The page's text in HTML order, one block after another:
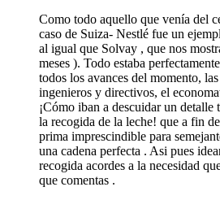
Como todo aquello que venía del
caso de Suiza- Nestlé fue un
al igual que Solvay , que nos
meses ). Todo estaba
todos los avances del momento,
ingenieros y directivos, el
¡Cómo iban a descuidar un
la recogida de la leche! que a fin
prima imprescindible para
una cadena perfecta . Asi pues
recogida acordes a la necesidad
que comentas .